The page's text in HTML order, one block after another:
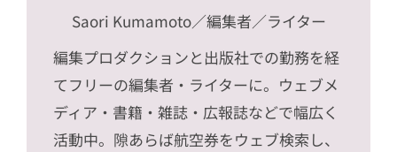
Saori Kumamoto／編集者／ライター
編集プロダクションと出版社での勤務を経
てフリーの編集者・ライターに。ウェブメ
ディア・書籍・雑誌・広報誌などで幅広く
活動中。隙あらば航空券をウェブ検索し、